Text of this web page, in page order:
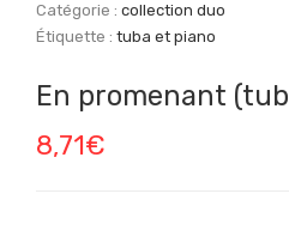
Catégorie :collection duo
Étiquette :tuba et piano
En promenant
8,71€